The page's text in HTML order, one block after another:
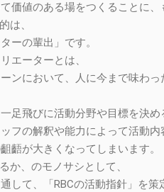
価値のある場をつくることに
は、
ーの輩出」です。
エーターとは、
ンにおいて、人に今まで味わ
足飛びに活動分野や目標を決め
フの解釈や能力によって活動内
齬が大きくなってしまいます。
か、のモノサシとして、
して、「RBCの活動指針」を策